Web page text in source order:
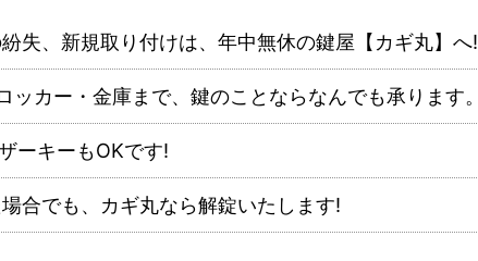
失、新規取り付けは、年中無休の鍵屋【カギ丸】へ!
カー・金庫まで、鍵のことならなんでも承ります。
ーキーもOKです!
合でも、カギ丸なら解錠いたします!